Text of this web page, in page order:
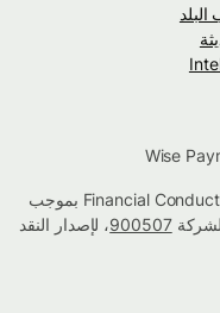
تم اعتماد شركة Wise بواسطة Financial Conduct Authority بموجب
900507، لإصدار النقد